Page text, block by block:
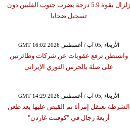
زلزال بقوة 5.9 درجة يضرب جنوب الفلبين دون
تسجيل ضحايا
GMT 16:02 2026 الأربعاء ,05 آب / أغسطس
واشنطن ترفع عقوبات عن شركات وطائرتين
على صلة بالحرس الثوري الإيراني
GMT 14:29 2026 الأربعاء ,05 آب / أغسطس
الشرطة تعتقل إمرأة تم القبض عليها بعد طعن
أربعة رجال في "كوفنت غاردن"